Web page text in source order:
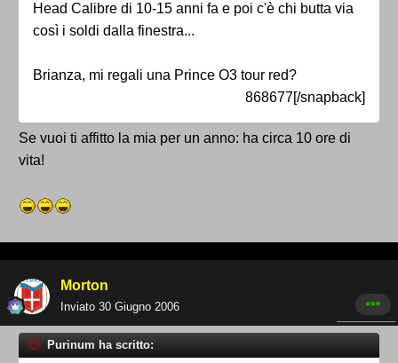
Head Calibre di 10-15 anni fa e poi c'è chi butta via
così i soldi dalla finestra...
Brianza, mi regali una Prince O3 tour red?
868677[/snapback]
Se vuoi ti affitto la mia per un anno: ha circa 10 ore di
vita!
Morton
Inviato 30 Giugno 2006
Purinum ha scritto: